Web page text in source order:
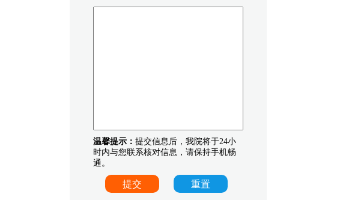
温馨提示： 提交信息后，我院将于24小
时内与您联系核对信息，请保持手机畅
通。